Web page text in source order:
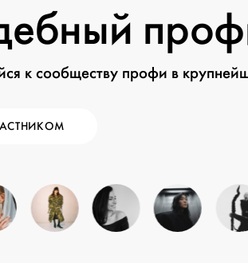
к сообществу профи в